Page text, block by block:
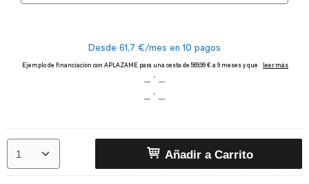
Añadir a Carrito